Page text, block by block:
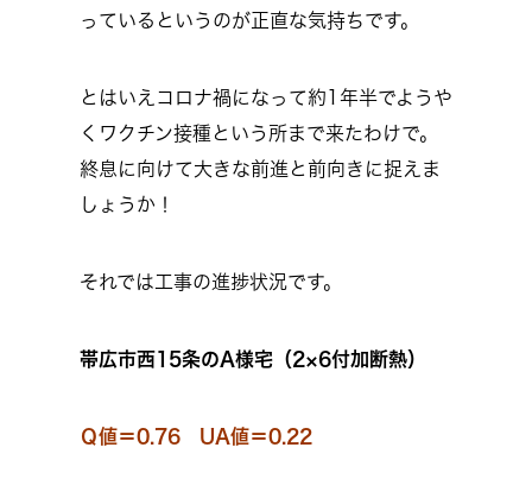
っているというのが正直な気持ちです。
とはいえコロナ禍になって約1年半でようや
くワクチン接種という所まで来たわけで。
終息に向けて大きな前進と前向きに捉えま
しょうか！
それでは工事の進捗状況です。
帯広市西15条のA様宅（2×6付加断熱）
Ｑ値＝0.76 UA値＝0.22